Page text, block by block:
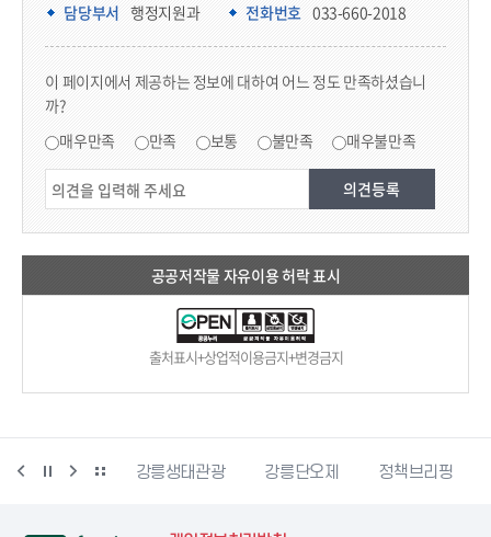
담당부서 행정지원과 전화번호 033-660-2018
이 페이지에서 제공하는 정보에 대하여 어느 정도 만족하셨습니
까?
매우만족 만족 보통 불만족 매우불만족
공공저작물 자유이용 허락 표시
출처표시+상업적이용금지+변경금지
동물사랑센터 강릉생태관광 강릉단오제 정책브리핑